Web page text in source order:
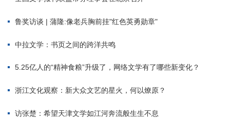
鲁奖访谈 | 蒲隆:像老兵胸前挂"红色英勇勋章"
中拉文学：书页之间的跨洋共鸣
5.25亿人的“精神食粮”升级了，网络文学有了哪些新变化？
浙江文化观察：新大众文艺的星火，何以燎原？
访张楚：希望天津文学如江河奔流般生生不息